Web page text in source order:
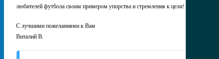
любителей футбола своим примером упорства и стремления к цели!
С лучшими пожеланиями к Вам
Виталий В.